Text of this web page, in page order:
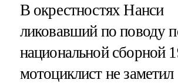
В окрестностях Нанси
ликовавший по поводу
национальной сборной
мотоциклист не заметил